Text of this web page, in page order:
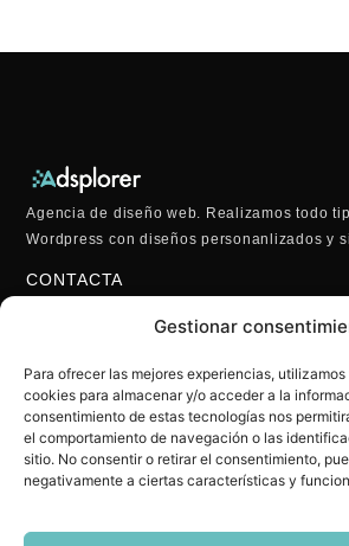
Gestionar
Para ofrecer las mejores experiencias,
cookies para almacenar y/o acceder a la
consentimiento de estas tecnologías nos
el comportamiento de navegación o las
sitio. No consentir o retirar el consentimiento,
negativamente a ciertas características y
Agencia de diseño web. Realizamos todo
Wordpress con diseños personanlizados y
CONTACTA
hola@adsplorer.com
ENLACES
Aviso Legal
Política De Cookies
Política De Privacidad